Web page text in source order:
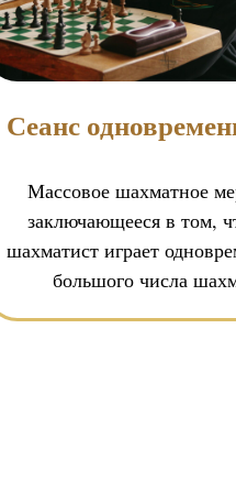
Сеанс
Массовое шахматное
заключающееся в том,
шахматист играет
большого числа